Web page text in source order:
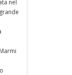
nel